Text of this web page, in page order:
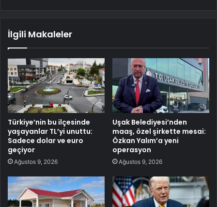
İlgili Makaleler
Türkiye’nin bu ilçesinde
yaşayanlar TL’yi unuttu:
Sadece dolar ve euro
geçiyor
Ağustos 9, 2026
Uşak Belediyesi’nden
maaş, özel şirkette mesai:
Özkan Yalım’a yeni
operasyon
Ağustos 9, 2026